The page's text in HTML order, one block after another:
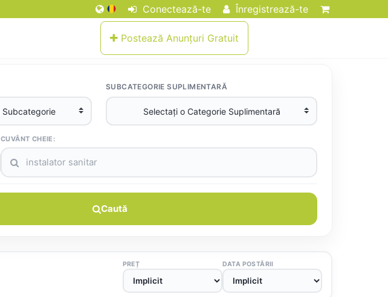
Conectează-te Înregistrează-te
Postează Anunțuri Gratuit
SUBCATEGORIE SUPLIMENTARĂ
CUVÂNT CHEIE:
Caută
PREȚ DATA POSTĂRII